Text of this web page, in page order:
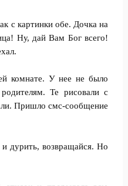
с картинки обе. Дочка на
Ну, дай Вам Бог всего!
комнате. У нее не было
Те рисовали с
Пришло смс-сообщение
дурить, возвращайся. Но